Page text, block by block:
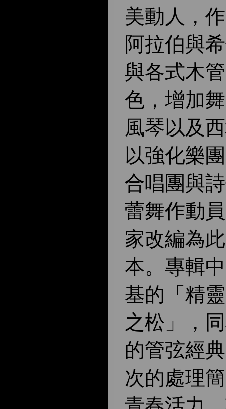
美動人，
阿拉伯與
與各式木
色，增加
風琴以及
以強化樂
合唱團與
蕾舞作動
家改編為
本。專輯
基的「精
之松」，
的管弦經
次的處理